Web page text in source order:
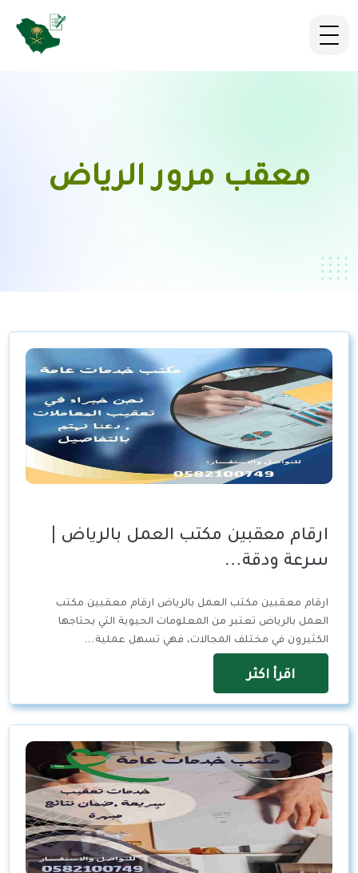
معقب مرور الرياض
ارقام معقبين مكتب العمل بالرياض |
سرعة ودقة…
ارقام معقبين مكتب العمل بالرياض ارقام معقبين مكتب
العمل بالرياض تعتبر من المعلومات الحيوية التي يحتاجها
الكثيرون في مختلف المجالات، فهي تسهل عملية…
اقرأ اكثر